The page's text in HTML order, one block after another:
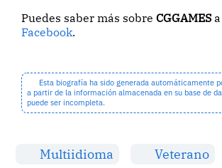
Puedes saber más sobreCGGAMES
Facebook.
Esta biografía ha sido generada automáticamente
a partir de la información almacenada en su base de
puede ser incompleta.
Multiidioma Veterano